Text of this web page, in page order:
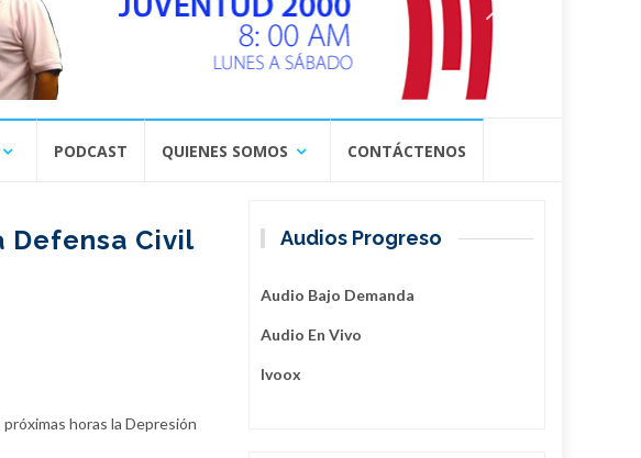
PODCAST QUIENES SOMOS CONTÁCTENOS
Defensa Civil
horas la Depresión
Audios Progreso
Audio Bajo Demanda
Audio En Vivo
Ivoox